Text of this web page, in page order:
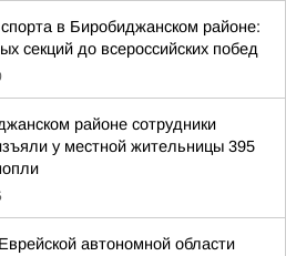
в Биробиджанском районе:
секций до всероссийских побед
районе сотрудники
у местной жительницы 395
автономной области